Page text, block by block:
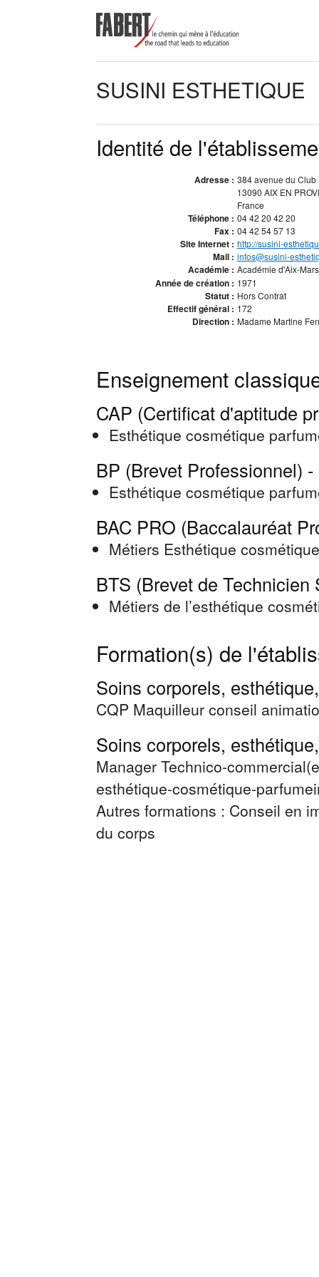
SUSINI ESTHETIQUE
Identité de
Adresse : 384 avenue du Club
13090 AIX EN
France
Téléphone : 04 42 20 42 20
Fax : 04 42 54 57 13
Site Internet : http://susini-
Mail : infos@susini-
Académie : Académie d'Aix-
Année de création : 1971
Statut : Hors Contrat
Effectif général : 172
Direction : Madame Martine
Enseignement
CAP (Certificat d'aptitude
Esthétique cosmétique
BP (Brevet Professionnel)
Esthétique cosmétique
BAC PRO (Baccalauréat
Métiers Esthétique
BTS (Brevet de Technicien
Métiers de l’esthétique
Formation(s) de
Soins corporels,
CQP Maquilleur conseil
Soins corporels,
Manager Technico-
esthétique-cosmétique-
Autres formations : Conseil en
du corps